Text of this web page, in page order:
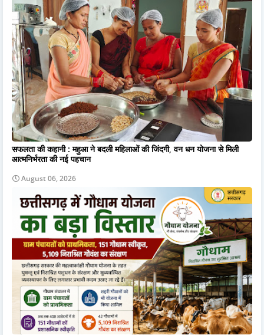
सफलता की कहानी : महुआ ने बदली महिलाओं की जिंदगी, वन धन योजना से मिली
आत्मनिर्भरता की नई पहचान
August 06, 2026